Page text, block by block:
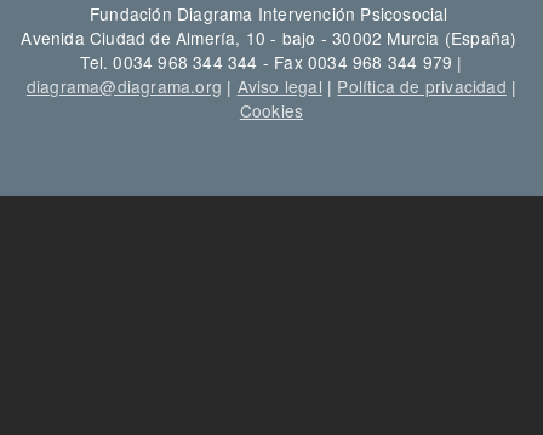
Fundación Diagrama Intervención Psicosocial
Avenida Ciudad de Almería, 10 - bajo - 30002 Murcia (España)
Tel. 0034 968 344 344 - Fax 0034 968 344 979 |
diagrama@diagrama.org | Aviso legal | Política de privacidad |
Cookies